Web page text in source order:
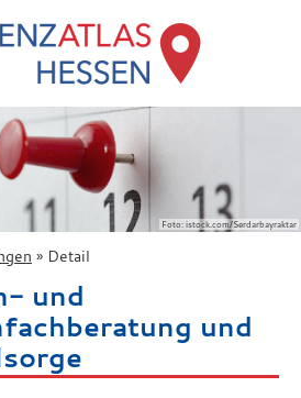
Foto: istock.com/Serdarbayraktar
Detail
und
und